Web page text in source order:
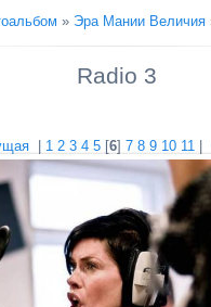
» Эра Мании Величия
Radio 3
1 2 3 4 5 [6] 7 8 9 10 11